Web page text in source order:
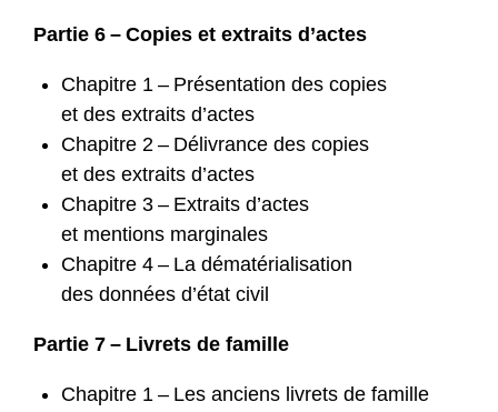
Partie 6 – Copies et extraits d’actes
Chapitre 1 – Présentation des copies
et des extraits d’actes
Chapitre 2 – Délivrance des copies
et des extraits d’actes
Chapitre 3 – Extraits d’actes
et mentions marginales
Chapitre 4 – La dématérialisation
des données d’état civil
Partie 7 – Livrets de famille
Chapitre 1 – Les anciens livrets de famille